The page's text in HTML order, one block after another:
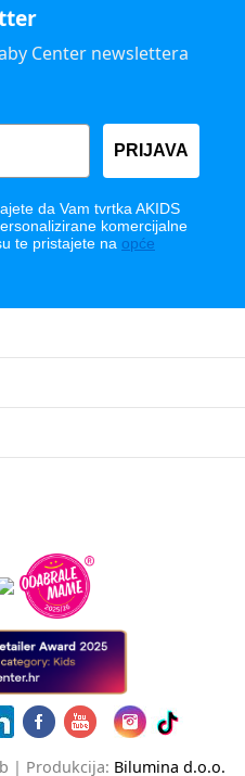
Center newslettera
PRIJAVA
da Vam tvrtka AKIDS
komercijalne
te pristajete na opće
| Produkcija: Bilumina d.o.o.